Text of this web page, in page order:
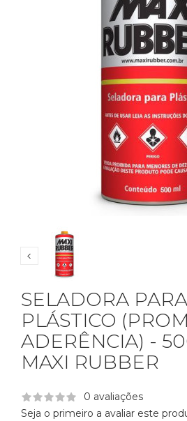
SELADORA PARA
PLÁSTICO
ADERÊNCIA) -
MAXI RUBBER
0 avaliações
Seja o primeiro a avaliar este